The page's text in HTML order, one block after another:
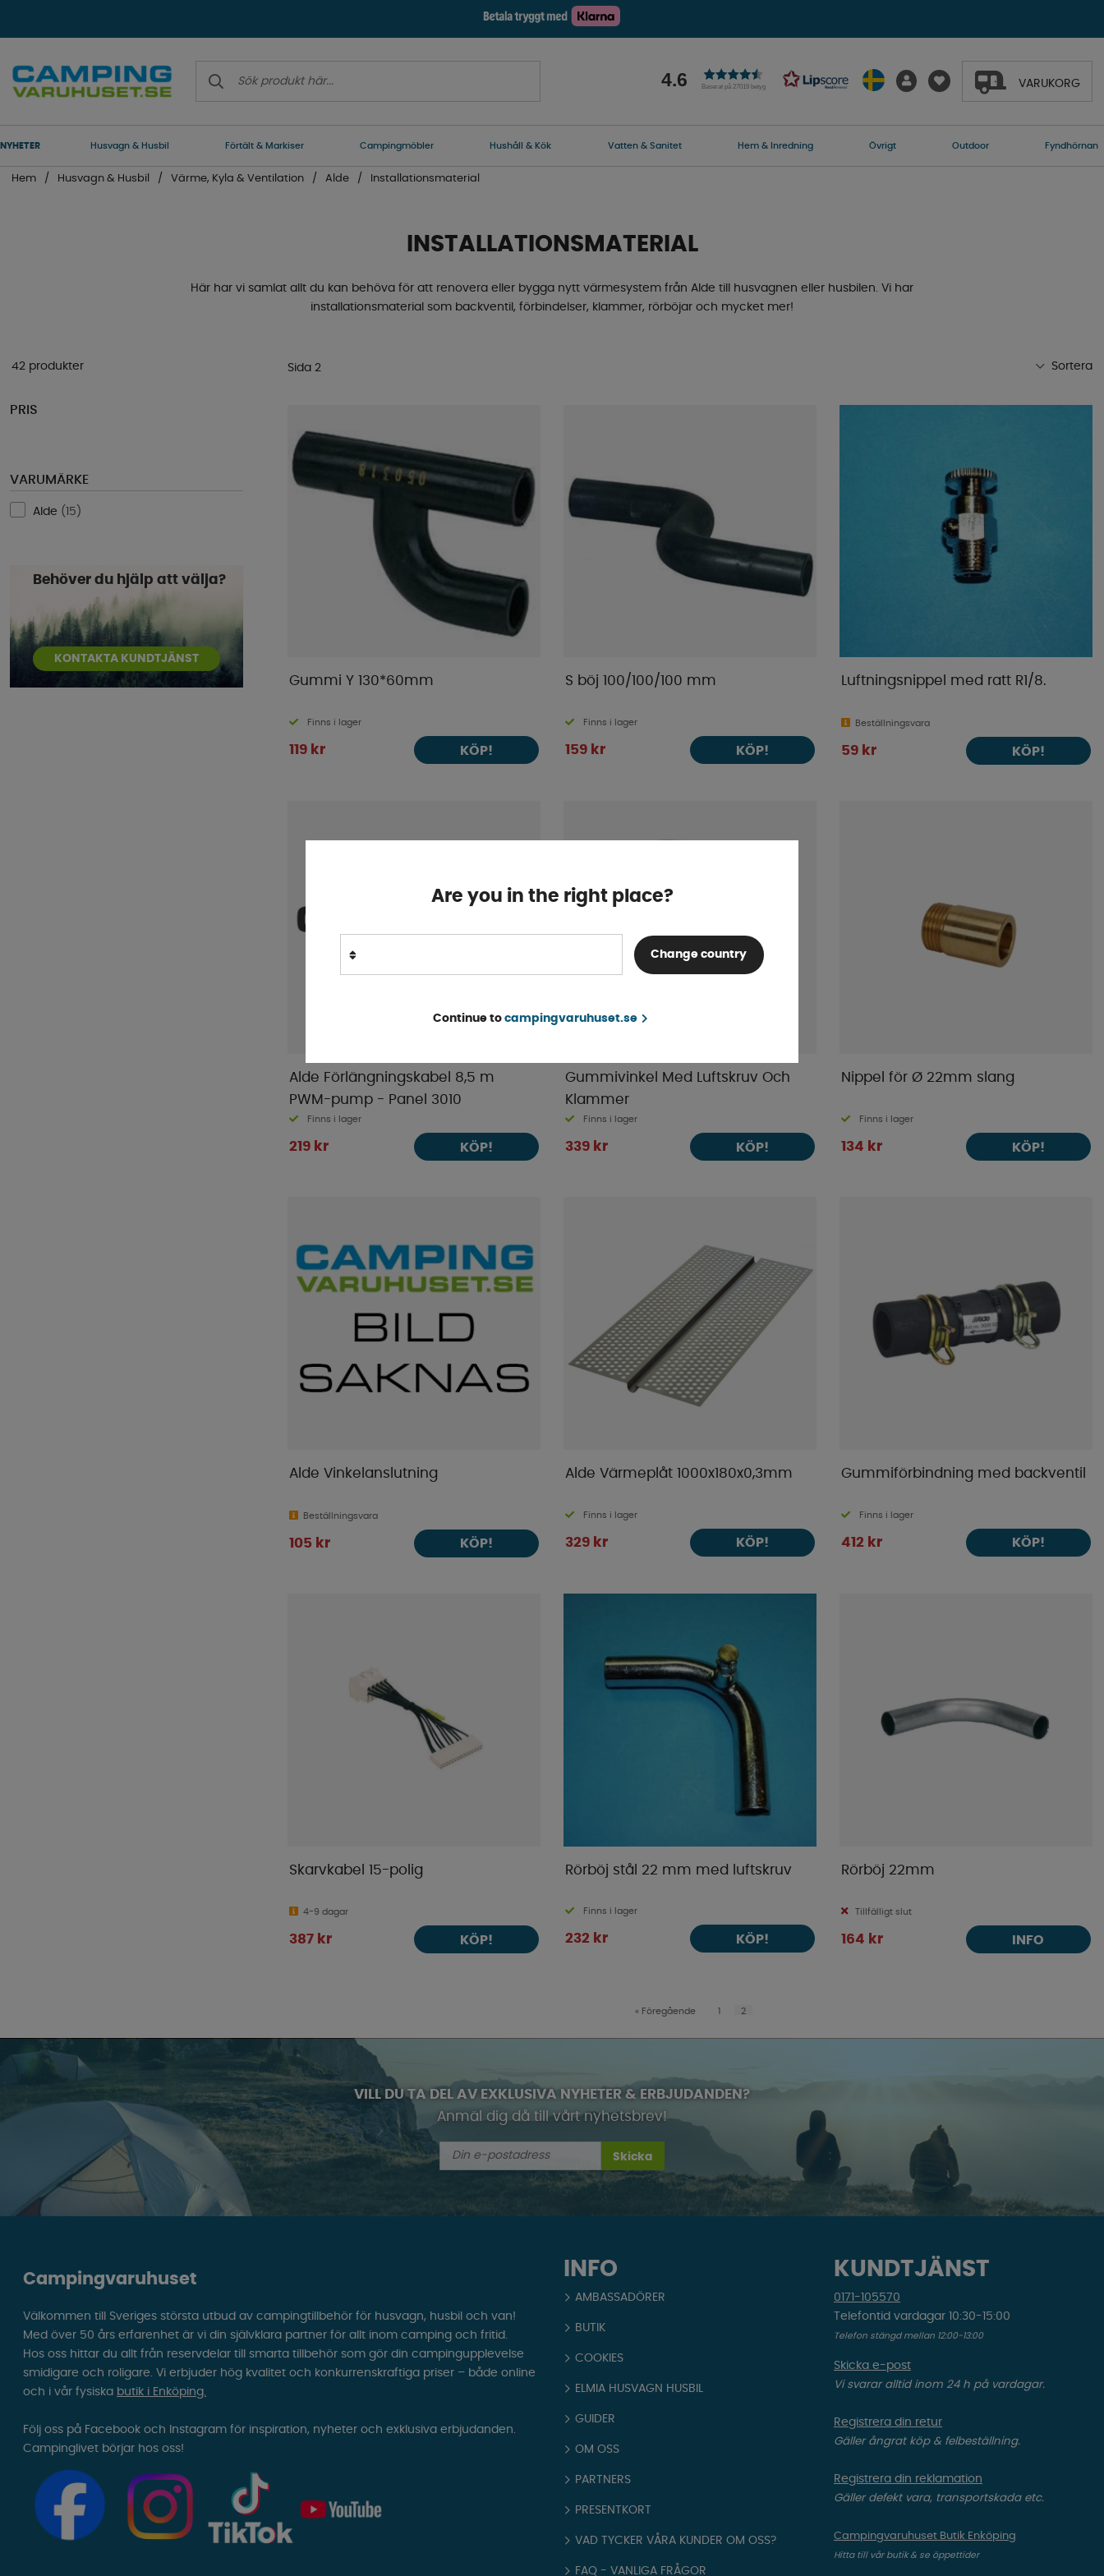
4.6 Baserat på 27019 betyg VARUKORG
NYHETER Husvagn & Husbil Förtält & Markiser Campingmöbler Hushåll & Kök Vatten & Sanitet Hem & Inredning Övrigt Outdoor Fyndhörnan
Hem Husvagn & Husbil Värme, Kyla & Ventilation Alde Installationsmaterial
INSTALLATIONSMATERIAL
Här har vi samlat allt du kan behöva för att renovera eller bygga nytt värmesystem från Alde till husvagnen eller husbilen. Vi har
installationsmaterial som backventil, förbindelser, klammer, rörböjar och mycket mer!
Sortera
Mest populära
Namn Ö-A
Lägsta pris
Högsta pris
Varumärke
Publiceringsdatum
42 produkter
PRIS
VARUMÄRKE
Alde ( 15 )
Behöver du hjälp att välja?
KONTAKTA KUNDTJÄNST
Sida 2
Gummi Y 130*60mm
Finns i lager
119 kr KÖP!
S böj 100/100/100 mm
Finns i lager
159 kr KÖP!
Luftningsnippel med ratt R1/8.
Beställningsvara
59 kr KÖP!
Alde Förlängningskabel 8,5 m
PWM-pump - Panel 3010
Finns i lager
219 kr KÖP!
Gummivinkel Med Luftskruv Och
Klammer
Finns i lager
339 kr KÖP!
Nippel för Ø 22mm slang
Finns i lager
134 kr KÖP!
Alde Vinkelanslutning
Beställningsvara
105 kr KÖP!
Alde Värmeplåt 1000x180x0,3mm
Finns i lager
329 kr KÖP!
Gummiförbindning med backventil
Finns i lager
412 kr KÖP!
Skarvkabel 15-polig
4-9 dagar
387 kr KÖP!
Rörböj stål 22 mm med luftskruv
Finns i lager
232 kr KÖP!
Rörböj 22mm
Tillfälligt slut
164 kr INFO
« Föregående 1 2
Are you in the right place?
Change country
Continue to campingvaruhuset.se
VILL DU TA DEL AV EXKLUSIVA NYHETER & ERBJUDANDEN?
Anmäl dig då till vårt nyhetsbrev!
Skicka
INFO
AMBASSADÖRER
BUTIK
COOKIES
ELMIA HUSVAGN HUSBIL
GUIDER
OM OSS
PARTNERS
PRESENTKORT
VAD TYCKER VÅRA KUNDER OM OSS?
FAQ - VANLIGA FRÅGOR
KUNDTJÄNST
0171-105570
Telefontid vardagar 10:30-15:00
Telefon stängd mellan 12:00-13:00
Skicka e-post
Vi svarar alltid inom 24 h på vardagar.
Registrera din retur
Gäller ångrat köp & felbeställning.
Registrera din reklamation
Gäller defekt vara, transportskada etc.
Campingvaruhuset Butik Enköping
Hitta till vår butik & se öppettider
Campingvaruhuset
Välkommen till Sveriges största utbud av campingtillbehör för husvagn, husbil och van!
Med över 50 års erfarenhet är vi din självklara partner för allt inom camping och fritid.
Hos oss hittar du allt från reservdelar till smarta tillbehör som gör din campingupplevelse
smidigare och roligare. Vi erbjuder hög kvalitet och konkurrenskraftiga priser – både online
och i vår fysiska butik i Enköping.
Följ oss på Facebook och Instagram för inspiration, nyheter och exklusiva erbjudanden.
Campinglivet börjar hos oss!